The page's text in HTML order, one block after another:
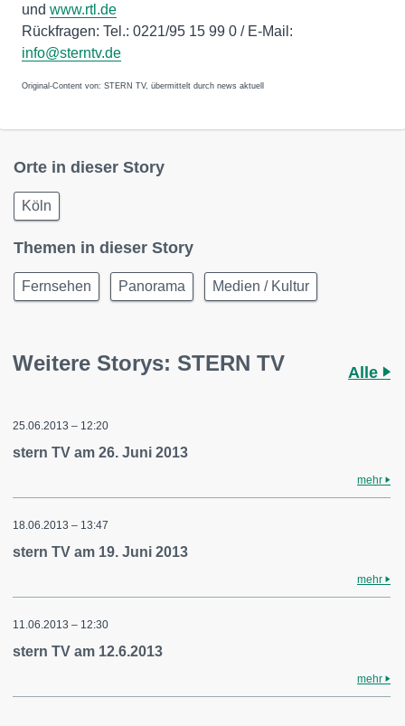
und www.rtl.de
Rückfragen: Tel.: 0221/95 15 99 0 / E-Mail:
info@sterntv.de
Original-Content von: STERN TV, übermittelt durch news aktuell
Orte in dieser Story
Köln
Themen in dieser Story
Fernsehen Panorama Medien / Kultur
Weitere Storys: STERN TV Alle
25.06.2013 – 12:20
stern TV am 26. Juni 2013
mehr
18.06.2013 – 13:47
stern TV am 19. Juni 2013
mehr
11.06.2013 – 12:30
stern TV am 12.6.2013
mehr